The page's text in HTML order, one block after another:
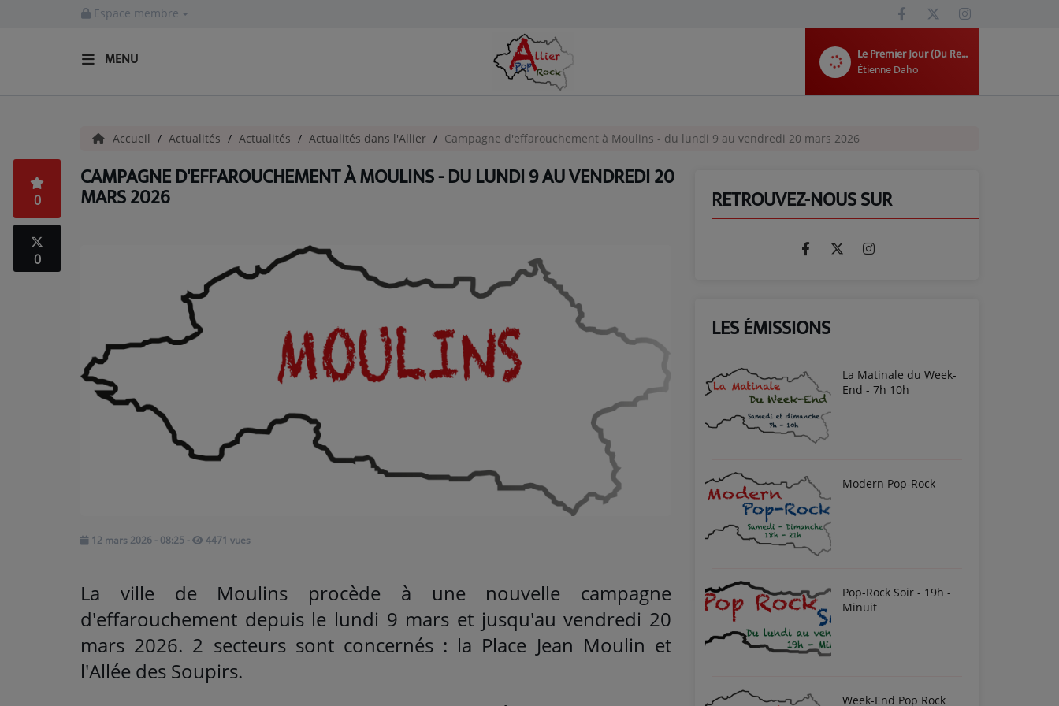
Espace membre
MENU
Le Premier Jour (Du Reste de Ta Vie)
Étienne Daho
INFOS - ALLIER
AGENDA CULTUREL - ALLIER
INFOS POP ROCK
Titres diffusés
Accueil Actualités Actualités Actualités dans l'Allier Campagne d'effarouchement à Moulins - du lundi 9 au vendredi 20 mars 2026
CAMPAGNE D'EFFAROUCHEMENT À MOULINS - DU LUNDI 9 AU VENDREDI 20
MARS 2026
0
0
12 mars 2026 - 08:25 - 4471 vues
La ville de Moulins procède à une nouvelle campagne
d'effarouchement depuis le lundi 9 mars et jusqu'au vendredi 20
mars 2026. 2 secteurs sont concernés : la Place Jean Moulin et
l'Allée des Soupirs.
RETROUVEZ-NOUS SUR
LES ÉMISSIONS
La Matinale du Week-
End - 7h 10h
Modern Pop-Rock
Pop-Rock Soir - 19h -
Minuit
Week-End Pop Rock